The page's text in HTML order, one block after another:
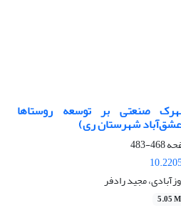
صنعتی بر توسعه روستاها
شهرستان ری)
468-483
مجید رادفر
5.05 M